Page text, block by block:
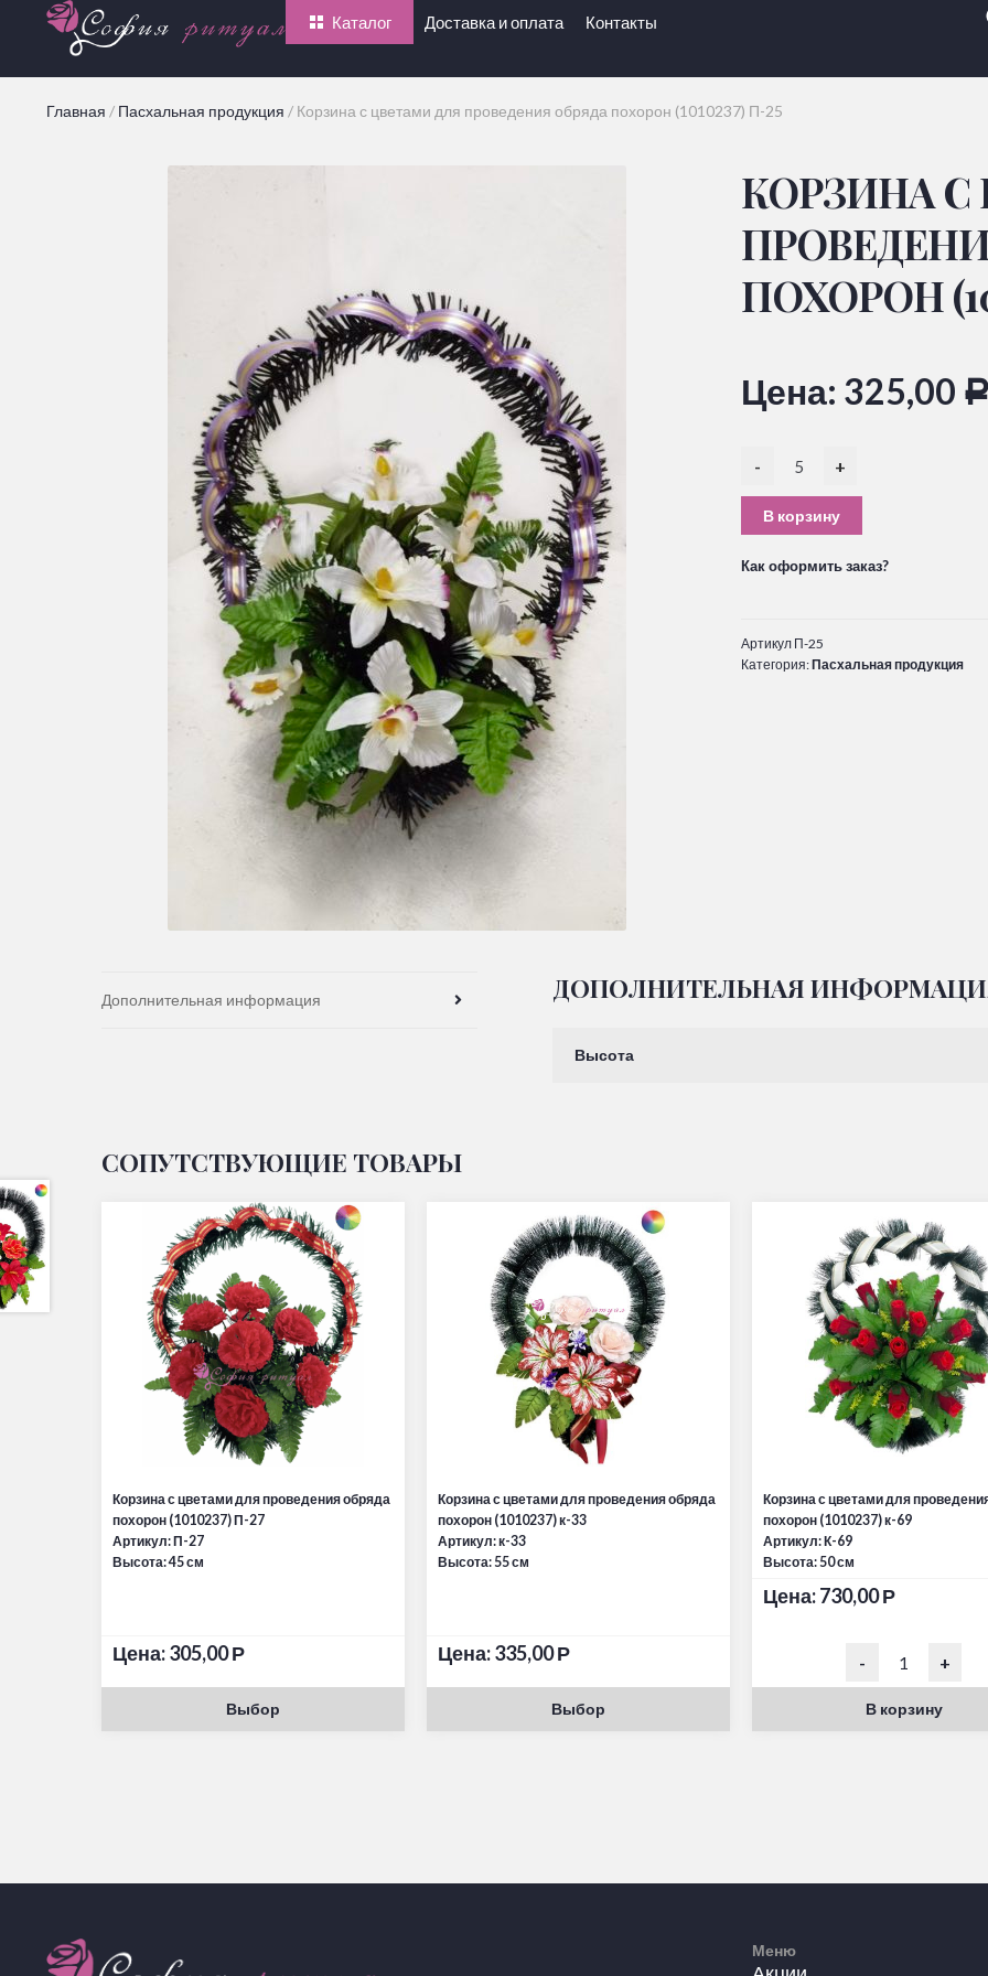
Каталог Доставка и оплата Контакты
Главная / Пасхальная продукция / Корзина с цветами для проведения обряда похорон (1010237) П-25
КОРЗИНА С
ПОХОРОН
Цена: 325,00 Р
- +
В корзину
Как оформить заказ?
Артикул П-25
Категория:Пасхальная продукция
Дополнительная информация ДОПОЛНИТЕЛЬНАЯ
Высота
СОПУТСТВУЮЩИЕ ТОВАРЫ
Корзина с цветами для проведения обряда
похорон (1010237) П-27
Артикул: П-27
Высота: 45 см
Цена:305,00Р
Выбор
Корзина с цветами для проведения обряда
похорон (1010237) к-33
Артикул: к-33
Высота: 55 см
Цена:335,00Р
Выбор
Корзина с цветами для
похорон (1010237) к-69
Артикул: К-69
Высота: 50 см
Цена:730,00Р
- +
В корзину
Меню